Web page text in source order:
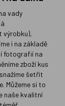
vady
výrobku),
i na základě
fotografií na
zboží kus
šetřit
Můžeme si to
naše kvalitní